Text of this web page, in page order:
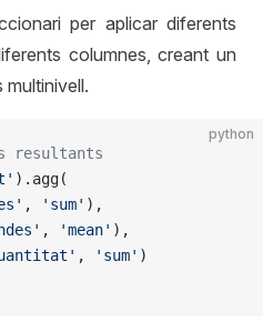
per aplicar diferents
columnes, creant un
multinivell.
python
resultants
).agg(
, 'sum' ),
, 'mean' ),
, 'sum' )